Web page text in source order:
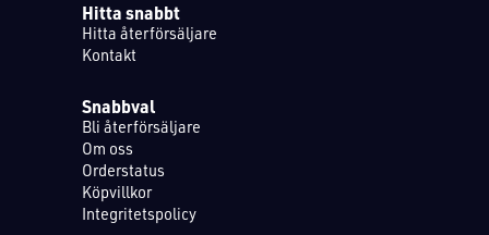
Hitta snabbt
Hitta återförsäljare
Kontakt
Snabbval
Bli återförsäljare
Om oss
Orderstatus
Köpvillkor
Integritetspolicy